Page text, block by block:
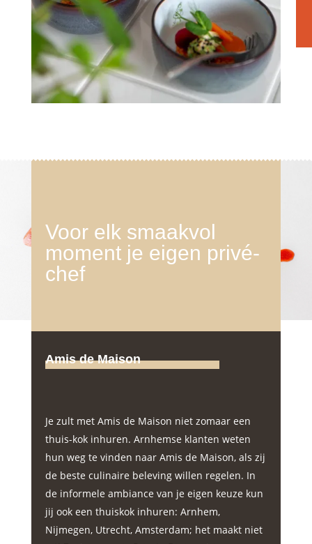
Voor elk smaakvol
moment je eigen privé-
chef
Amis de Maison
Je zult met Amis de Maison niet zomaar een
thuis-kok inhuren. Arnhemse klanten weten
hun weg te vinden naar Amis de Maison, als zij
de beste culinaire beleving willen regelen. In
de informele ambiance van je eigen keuze kun
jij ook een thuiskok inhuren: Arnhem,
Nijmegen, Utrecht, Amsterdam; het maakt niet